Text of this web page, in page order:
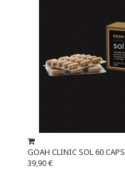
GOAH CLINIC SOL 60 CAPS
39,90 €